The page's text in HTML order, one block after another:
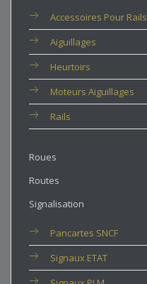
Accessoires Pour Rails
Aiguillages
Heurtoirs
Moteurs Aiguillages
Rails
Roues
Routes
Signalisation
Pancartes SNCF
Signaux ETAT